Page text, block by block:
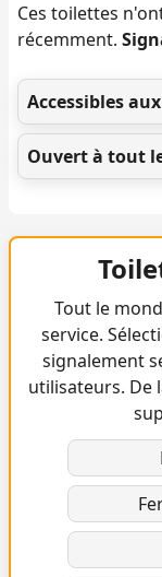
Ces toilettes
récemment.
Accessibles
Ouvert à tout
Tout le
service.
signalement
utilisateurs. De